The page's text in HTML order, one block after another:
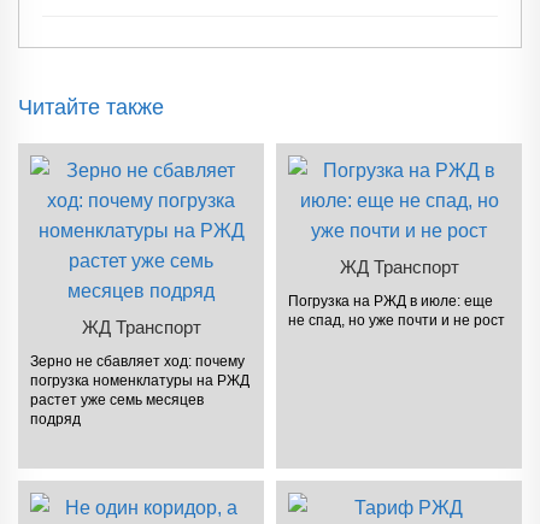
Читайте также
ЖД Транспорт
Зерно не сбавляет ход: почему
погрузка номенклатуры на РЖД
растет уже семь месяцев
подряд
ЖД Транспорт
Погрузка на РЖД в июле: еще
не спад, но уже почти и не рост